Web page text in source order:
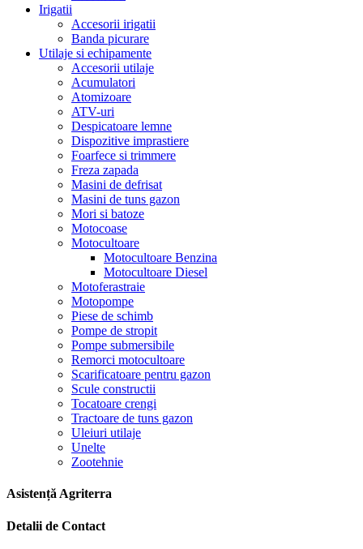
Irigatii
Accesorii irigatii
Banda picurare
Utilaje si echipamente
Accesorii utilaje
Acumulatori
Atomizoare
ATV-uri
Despicatoare lemne
Dispozitive imprastiere
Foarfece si trimmere
Freza zapada
Masini de defrisat
Masini de tuns gazon
Mori si batoze
Motocoase
Motocultoare
Motocultoare Benzina
Motocultoare Diesel
Motoferastraie
Motopompe
Piese de schimb
Pompe de stropit
Pompe submersibile
Remorci motocultoare
Scarificatoare pentru gazon
Scule constructii
Tocatoare crengi
Tractoare de tuns gazon
Uleiuri utilaje
Unelte
Zootehnie
Asistență Agriterra
Detalii de Contact